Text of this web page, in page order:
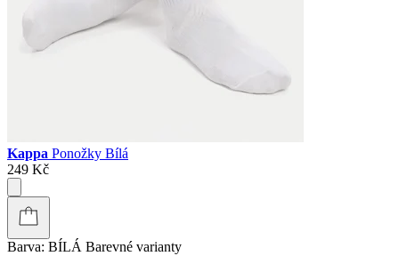
Kappa Ponožky Bílá
249 Kč
Barva: BÍLÁ Barevné varianty